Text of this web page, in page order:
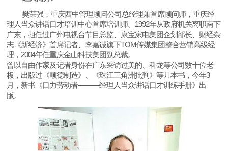
樊荣强，重庆西中管理顾问公司总经理兼首席顾问师，重庆经
理人当众讲话口才培训中心首席培训师。 1992年从政府机关离职南下
广东，担任过广州电视台节目总监、康宝家电集团企划部长、财经杂
志《新经济》首席记者、李嘉诚旗下TOM传媒集团整合营销高级经
理， 2004年任重庆金山科技集团副总裁。
曾以自由作家及记者身份在广东采访过美的、科龙等公司数十位老
板，出版过《顺德制造》、《珠江三角洲批判》等几本书，今年3
月，新书《口力劳动者———经理人当众讲话口才训练手册》出
版。